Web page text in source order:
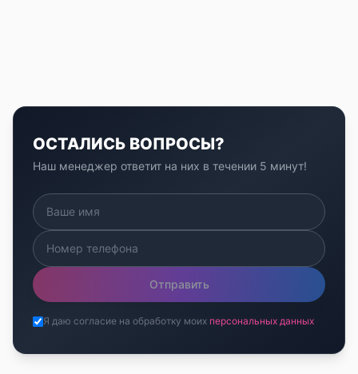
ОСТАЛИСЬ ВОПРОСЫ?
Наш менеджер ответит на них в течении 5 минут!
Отправить
Я даю согласие на обработку моих персональных данных